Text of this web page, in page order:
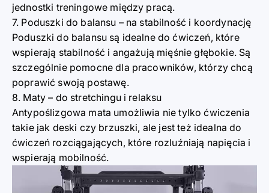
jednostki treningowe między pracą.
7. Poduszki do balansu – na stabilność i koordynację
Poduszki do balansu są idealne do ćwiczeń, które
wspierają stabilność i angażują mięśnie głębokie. Są
szczególnie pomocne dla pracowników, którzy chcą
poprawić swoją postawę.
8. Maty – do stretchingu i relaksu
Antypoślizgowa mata umożliwia nie tylko ćwiczenia
takie jak deski czy brzuszki, ale jest też idealna do
ćwiczeń rozciągających, które rozluźniają napięcia i
wspierają mobilność.